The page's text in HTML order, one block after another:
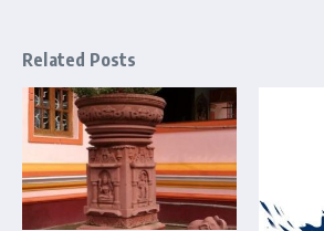
Related Posts